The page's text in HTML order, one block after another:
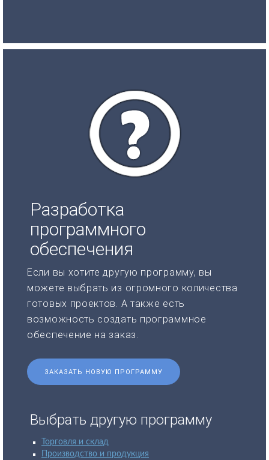
Разработка
программного
обеспечения
Если вы хотите другую программу, вы
можете выбрать из огромного количества
готовых проектов. А также есть
возможность создать программное
обеспечение на заказ.
ЗАКАЗАТЬ НОВУЮ ПРОГРАММУ
Выбрать другую программу
Торговля и склад
Производство и продукция